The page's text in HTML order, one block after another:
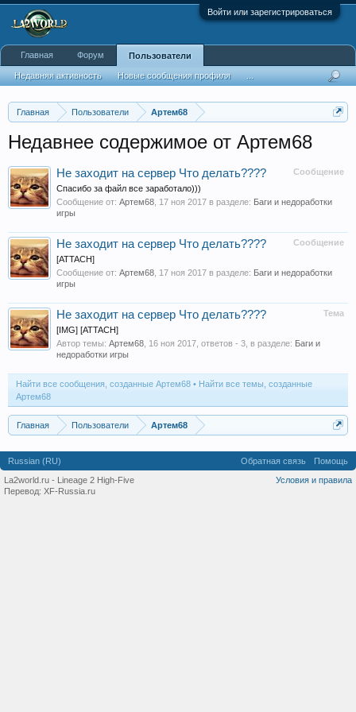
Войти или зарегистрироваться
Главная Пользователи Артем68
Недавнее содержимое от Артем68
Сообщение
Не заходит на сервер Что делать????
Спасибо за файл все заработало)))
Сообщение от: Артем68 17 ноя 2017 в разделе: Баги и недоработки
игры
Сообщение
Не заходит на сервер Что делать????
[ATTACH]
Сообщение от: Артем68 17 ноя 2017 в разделе: Баги и недоработки
игры
Тема
Не заходит на сервер Что делать????
[IMG] [ATTACH]
Автор темы: Артем68 16 ноя 2017 , ответов - 3, в разделе: Баги и
недоработки игры
Найти все сообщения, созданные Артем68
Найти все темы, созданные
Артем68
Главная Пользователи Артем68
Главная Форум Пользователи
Недавняя активность Новые сообщения профиля
Russian (RU) Обратная связь
Помощь
Условия и правила
La2world.ru - Lineage 2 High-Five
Перевод: XF-Russia.ru